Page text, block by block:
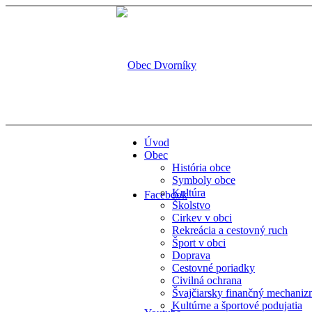
Facebook
Úvod
Obec
História obce
Symboly obce
Kultúra
Školstvo
Cirkev v obci
Rekreácia a cestovný ruch
Šport v obci
Doprava
Cestovné poriadky
Civilná ochrana
Švajčiarsky finančný
Kultúrne a športové podujatia